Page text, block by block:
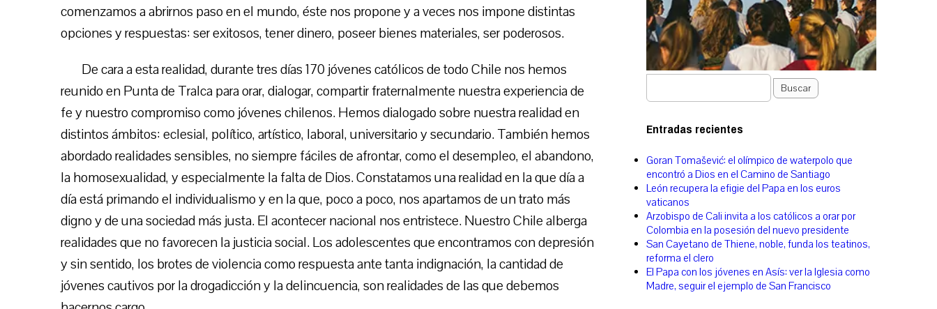
comenzamos a abrirnos paso en el mundo, éste nos propone y a veces nos impone distintas
opciones y respuestas: ser exitosos, tener dinero, poseer bienes materiales, ser poderosos.
De cara a esta realidad, durante tres días 170 jóvenes católicos de todo Chile nos hemos
reunido en Punta de Tralca para orar, dialogar, compartir fraternalmente nuestra experiencia de
fe y nuestro compromiso como jóvenes chilenos. Hemos dialogado sobre nuestra realidad en
distintos ámbitos: eclesial, político, artístico, laboral, universitario y secundario. También hemos
abordado realidades sensibles, no siempre fáciles de afrontar, como el desempleo, el abandono,
la homosexualidad, y especialmente la falta de Dios. Constatamos una realidad en la que día a
día está primando el individualismo y en la que, poco a poco, nos apartamos de un trato más
digno y de una sociedad más justa. El acontecer nacional nos entristece. Nuestro Chile alberga
realidades que no favorecen la justicia social. Los adolescentes que encontramos con depresión
y sin sentido, los brotes de violencia como respuesta ante tanta indignación, la cantidad de
jóvenes cautivos por la drogadicción y la delincuencia, son realidades de las que debemos
Buscar
Entradas recientes
Goran Tomašević: el olímpico de waterpolo que
encontró a Dios en el Camino de Santiago
León recupera la efigie del Papa en los euros
vaticanos
Arzobispo de Cali invita a los católicos a orar por
Colombia en la posesión del nuevo presidente
San Cayetano de Thiene, noble, funda los teatinos,
reforma el clero
El Papa con los jóvenes en Asís: ver la Iglesia como
Madre, seguir el ejemplo de San Francisco